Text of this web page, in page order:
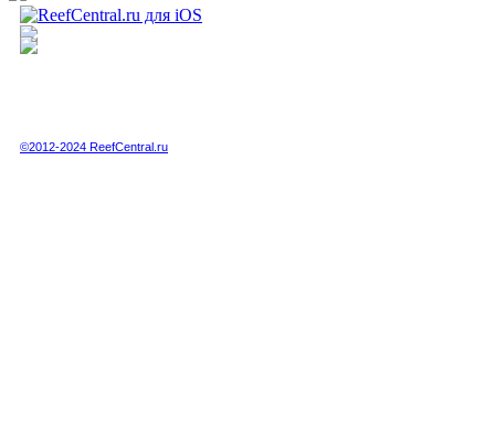
©2012-2024 ReefCentral.ru